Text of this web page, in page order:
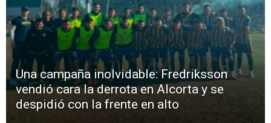
Una campaña inolvidable: Fredriksson
vendió cara la derrota en Alcorta y se
despidió con la frente en alto